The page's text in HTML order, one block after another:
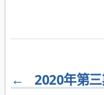
←
2020年第